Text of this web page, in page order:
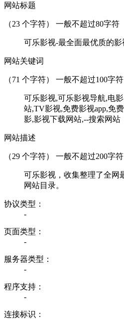
网站标题
（23 个字符） 一般不超过80字符
可乐影视-最全面最优质的
网站关键词
（71 个字符） 一般不超过100字符
可乐影视,可乐影视导航,电
站,TV影视,免费影视app,免
影,影视下载网站,--搜索网站
网站描述
（29 个字符） 一般不超过200字符
可乐影视，收集整理了全网
网站目录。
协议类型：
-
页面类型：
-
服务器类型：
-
程序支持：
-
连接标识：